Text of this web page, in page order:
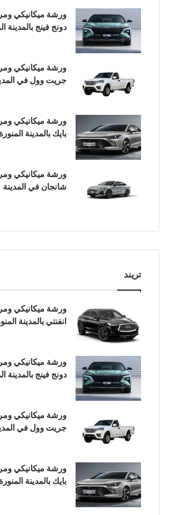
ورشة ميكانيكي
دونج فينج بالمدينة
ورشة ميكانيكي
جريت وول في
ورشة ميكانيكي
بايك بالمدينة المنورة
ورشة ميكانيكي
شانجان في المدينة
تريند
ورشة ميكانيكي
انفنتي بالمدينة
ورشة ميكانيكي
دونج فينج بالمدينة
ورشة ميكانيكي
جريت وول في
ورشة ميكانيكي
بايك بالمدينة المنورة